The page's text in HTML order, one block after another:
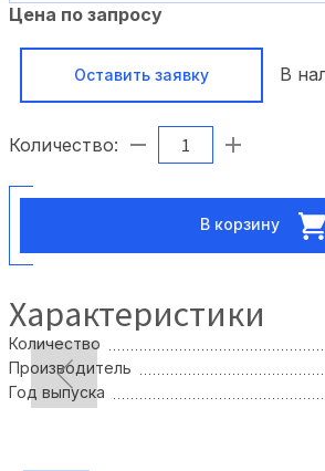
Цена по запросу
Оставить заявку В
Количество:
В корзину
Характеристики
Количество
Производитель
Год выпуска